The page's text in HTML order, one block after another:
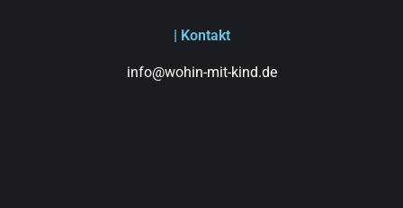
| Kontakt
info@wohin-mit-kind.de